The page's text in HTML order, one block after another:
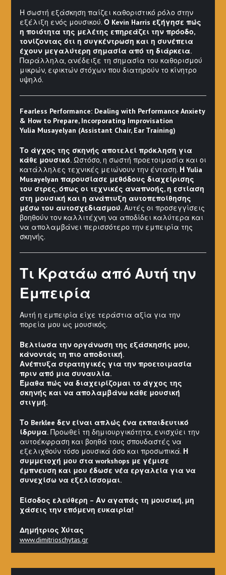
Η σωστή εξάσκηση παίζει καθοριστικό ρόλο στην
εξέλιξη ενός μουσικού. Ο Kevin Harris εξήγησε πώς
η ποιότητα της μελέτης επηρεάζει την πρόοδο,
τονίζοντας ότι η συγκέντρωση και η συνέπεια
έχουν μεγαλύτερη σημασία από τη διάρκεια.
Παράλληλα, ανέδειξε τη σημασία του καθορισμού
μικρών, εφικτών στόχων που διατηρούν το κίνητρο
υψηλό.
Fearless Performance: Dealing with Performance Anxiety
& How to Prepare, Incorporating Improvisation
Yulia Musayelyan (Assistant Chair, Ear Training)
Το άγχος της σκηνής αποτελεί πρόκληση για
κάθε μουσικό.Ωστόσο, η σωστή προετοιμασία και οι
κατάλληλες τεχνικές μειώνουν την ένταση. Η Yulia
Musayelyan παρουσίασε μεθόδους διαχείρισης
του στρες, όπως οι τεχνικές αναπνοής, η εστίαση
στη μουσική και η ανάπτυξη αυτοπεποίθησης
μέσω του αυτοσχεδιασμού.Αυτές οι προσεγγίσεις
βοηθούν τον καλλιτέχνη να αποδίδει καλύτερα και
να απολαμβάνει περισσότερο την εμπειρία της
σκηνής.
Τι Κρατάω από Αυτή την
Εμπειρία
Αυτή η εμπειρία είχε τεράστια αξία για την
πορεία μου ως μουσικός.
Βελτίωσα την οργάνωση της εξάσκησής μου,
κάνοντάς τη πιο αποδοτική.
Ανέπτυξα στρατηγικές για την προετοιμασία
πριν από μια συναυλία.
Έμαθα πώς να διαχειρίζομαι το άγχος της
σκηνής και να απολαμβάνω κάθε μουσική
στιγμή.
Το Berklee δεν είναι απλώς ένα εκπαιδευτικό
ίδρυμα.Προωθεί τη δημιουργικότητα, ενισχύει την
αυτοέκφραση και βοηθά τους σπουδαστές να
εξελιχθούν τόσο μουσικά όσο και προσωπικά. Η
συμμετοχή μου στα workshops με γέμισε
έμπνευση και μου έδωσε νέα εργαλεία για να
συνεχίσω να εξελίσσομαι.
Είσοδος ελεύθερη – Αν αγαπάς τη μουσική, μη
χάσεις την επόμενη ευκαιρία!
Δημήτριος Χύτας
www.dimitrioschytas.gr